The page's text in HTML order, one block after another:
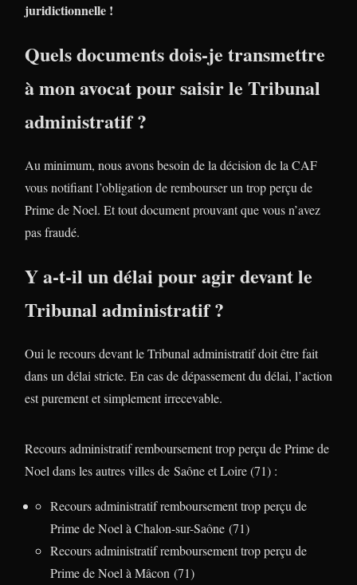
juridictionnelle !
Quels documents dois-je transmettre
à mon avocat pour saisir le Tribunal
administratif ?
Au minimum, nous avons besoin de la décision de la CAF
vous notifiant l’obligation de rembourser un trop perçu de
Prime de Noel. Et tout document prouvant que vous n’avez
pas fraudé.
Y a-t-il un délai pour agir devant le
Tribunal administratif ?
Oui le recours devant le Tribunal administratif doit être fait
dans un délai stricte. En cas de dépassement du délai, l’action
est purement et simplement irrecevable.
Recours administratif remboursement trop perçu de Prime de
Noel dans les autres villes de Saône et Loire (71) :
Recours administratif remboursement trop perçu de
Prime de Noel à Chalon-sur-Saône (71)
Recours administratif remboursement trop perçu de
Prime de Noel à Mâcon (71)